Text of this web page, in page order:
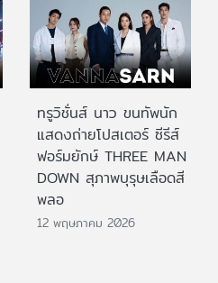
ทรูวิชั่นส์ นาว ขนทัพนัก
แสดงถ่ายโปสเตอร์ ซีรีส์
ฟอร์มยักษ์ THREE MAN
DOWN สุภาพบุรุษเลือดสี
พลอ
12 พฤษภาคม 2026